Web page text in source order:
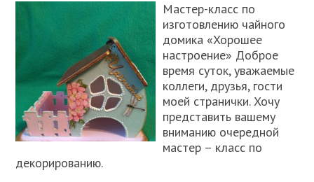
Мастер-класс по
изготовлению чайного
домика «Хорошее
настроение» Доброе
время суток, уважаемые
коллеги, друзья, гости
моей странички. Хочу
представить вашему
вниманию очередной
мастер – класс по
декорированию.